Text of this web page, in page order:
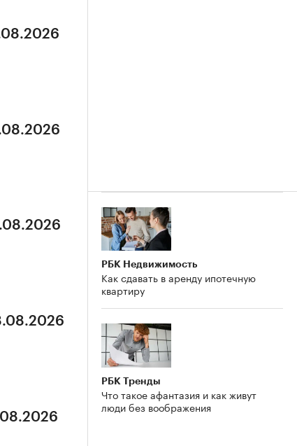
РБК Недвижимость
Как сдавать в аренду ипотечную
квартиру
РБК Тренды
Что такое афантазия и как живут
люди без воображения